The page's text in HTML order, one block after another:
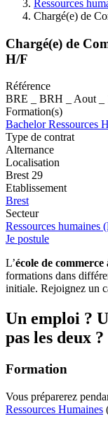
Ressources
Chargé(e) de
Chargé(e) de
H/F
Référence
BRE _ BRH _ Aout _
Formation(s)
Bachelor Ressources
Type de contrat
Alternance
Localisation
Brest 29
Etablissement
Brest
Secteur
Ressources humaines
Je postule
L’école de commerce
formations dans
initiale. Rejoignez un
Un emploi ?
pas les deux ?
Formation
Vous préparerez
Ressources Humaines